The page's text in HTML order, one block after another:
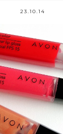
23.10.14